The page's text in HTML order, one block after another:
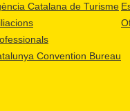
Catalana de Turisme
Convention Bureau